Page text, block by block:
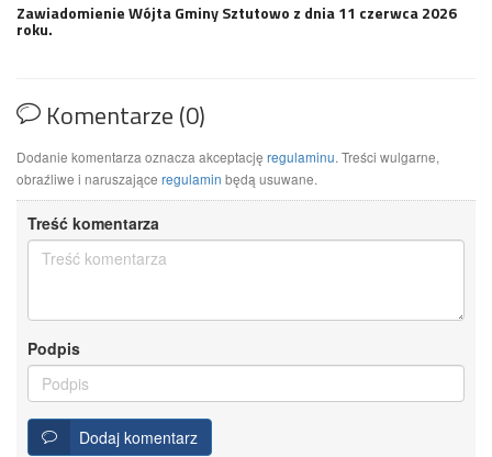
Zawiadomienie Wójta Gminy Sztutowo z dnia 11 czerwca 2026
roku.
Komentarze (0)
Dodanie komentarza oznacza akceptację regulaminu. Treści wulgarne,
obraźliwe i naruszające regulamin będą usuwane.
Treść komentarza
Podpis
Dodaj komentarz